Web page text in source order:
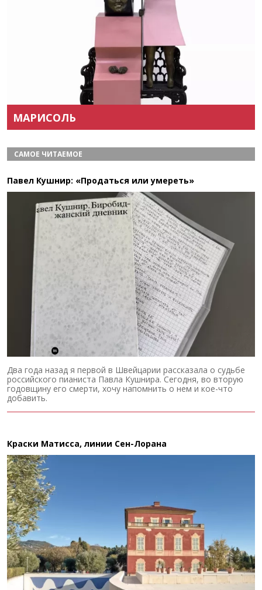
МАРИСОЛЬ
САМОЕ ЧИТАЕМОЕ
Павел Кушнир: «Продаться или умереть»
Два года назад я первой в Швейцарии рассказала о судьбе
российского пианиста Павла Кушнира. Сегодня, во вторую
годовщину его смерти, хочу напомнить о нем и кое-что
добавить.
Краски Матисса, линии Сен-Лорана